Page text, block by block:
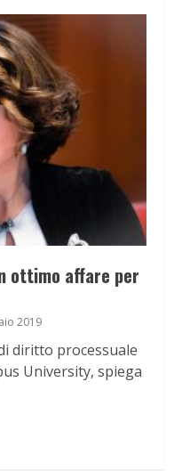
ottimo affare per
2019
diritto processuale
University, spiega